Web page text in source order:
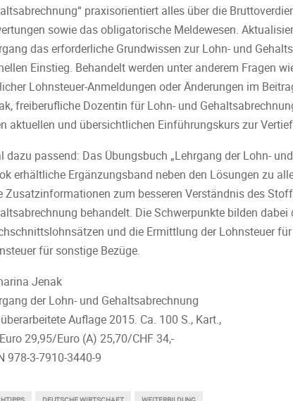
praxisorientiert alles über die
sowie das obligatorische Meldewesen.
das erforderliche Grundwissen zur Lohn- und
Einstieg. Behandelt werden unter anderem Fragen
Lohnsteuer-Anmeldungen oder Änderungen im
freiberufliche Dozentin für Lohn- und
aktuellen und übersichtlichen Einführungskurs zur
dazu passend: Das Übungsbuch „Lehrgang der Lohn-
erhältliche Ergänzungsband neben den Lösungen zu
Zusatzinformationen zum besseren Verständnis des
behandelt. Die Schwerpunkte bilden
und die Ermittlung der Lohnsteuer
für sonstige Bezüge.
Jenak
der Lohn- und Gehaltsabrechnung
Auflage 2015. Ca. 100 S., Kart.,
29,95/Euro (A) 25,70/CHF 34,-
978-3-7910-3440-9